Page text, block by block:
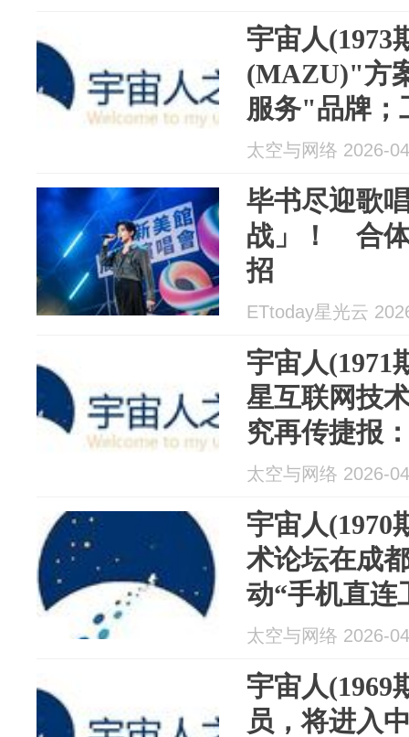
市交周年成
宇宙人(1973
(MAZU)"方
服务"品牌；
度"扬帆"行
政府突发解
太空与网络 2026-
毕书尽迎歌
战」！ 合体
招
ETtoday星光云
宇宙人(1971
星互联网技
究再传捷报
SpaceX将为
速数据链
太空与网络 2026-
宇宙人(1970
术论坛在成
动“手机直连
双星通信时
涨124%至
太空与网络 2026-
宇宙人(1969
员，将进入